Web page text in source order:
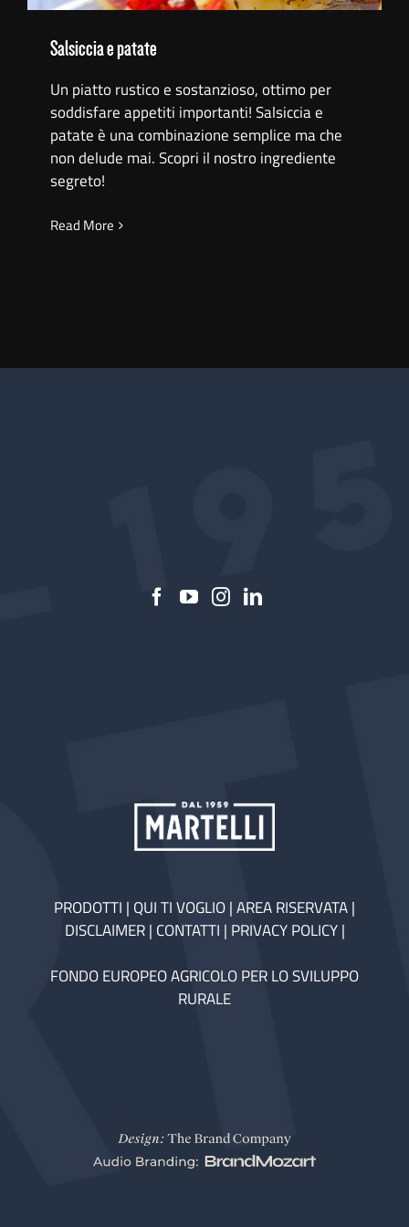
Salsiccia e patate
Un piatto rustico e sostanzioso, ottimo per
soddisfare appetiti importanti! Salsiccia e
patate è una combinazione semplice ma che
non delude mai. Scopri il nostro ingrediente
segreto!
Read More
PRODOTTI | QUI TI VOGLIO|AREA RISERVATA|
DISCLAIMER| CONTATTI | PRIVACY POLICY|
FONDO EUROPEO AGRICOLO PER LO SVILUPPO
RURALE